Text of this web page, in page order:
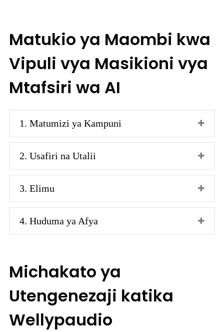
Matukio ya Maombi kwa
Vipuli vya Masikioni vya
Mtafsiri wa AI
1. Matumizi ya Kampuni
2. Usafiri na Utalii
3. Elimu
4. Huduma ya Afya
Michakato ya
Utengenezaji katika
Wellypaudio